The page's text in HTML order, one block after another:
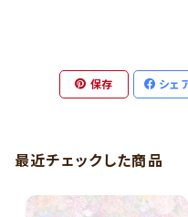
保存 シェ
最近チェックした商品